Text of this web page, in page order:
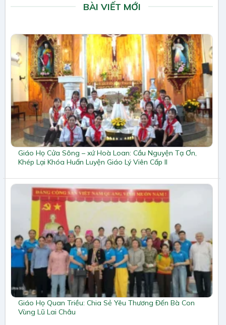
BÀI VIẾT MỚI
Giáo Họ Cửa Sông – xứ Hoà Loan: Cầu Nguyện Tạ Ơn,
Khép Lại Khóa Huấn Luyện Giáo Lý Viên Cấp II
Giáo Họ Quan Triều: Chia Sẻ Yêu Thương Đến Bà Con
Vùng Lũ Lai Châu